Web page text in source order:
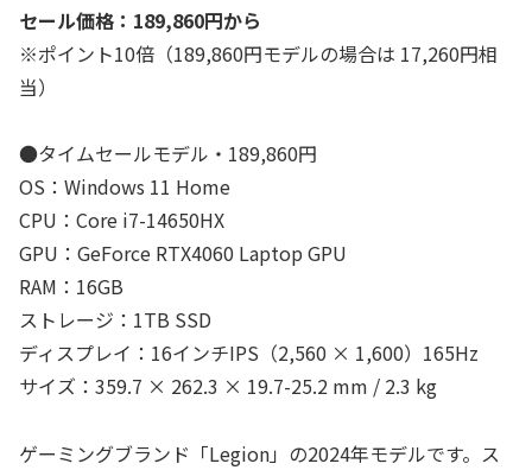
セール価格：189,860円から
※ポイント10倍（189,860円モデルの場合は 17,260円相
当）
●タイムセールモデル・189,860円
OS：Windows 11 Home
CPU：Core i7-14650HX
GPU：GeForce RTX4060 Laptop GPU
RAM：16GB
ストレージ：1TB SSD
ディスプレイ：16インチIPS（2,560 × 1,600）165Hz
サイズ：359.7 × 262.3 × 19.7-25.2 mm / 2.3 kg
ゲーミングブランド「Legion」の2024年モデルです。ス